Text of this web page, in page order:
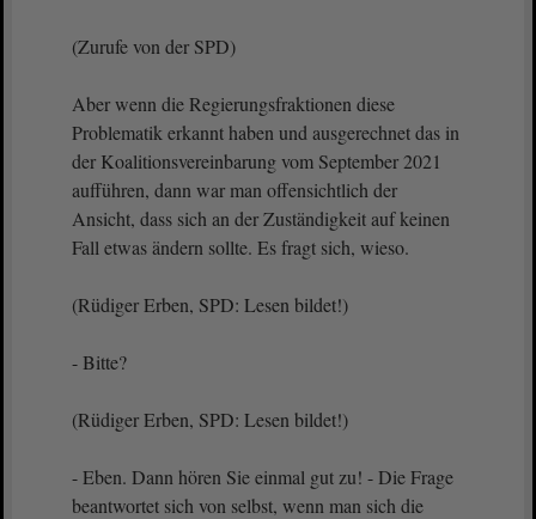
(Zurufe von der SPD)
Aber wenn die Regierungsfraktionen diese
Problematik erkannt haben und ausgerechnet das in
der Koalitionsvereinbarung vom September 2021
aufführen, dann war man offensichtlich der
Ansicht, dass sich an der Zuständigkeit auf keinen
Fall etwas ändern sollte. Es fragt sich, wieso.
(Rüdiger Erben, SPD: Lesen bildet!)
- Bitte?
(Rüdiger Erben, SPD: Lesen bildet!)
- Eben. Dann hören Sie einmal gut zu! - Die Frage
beantwortet sich von selbst, wenn man sich die